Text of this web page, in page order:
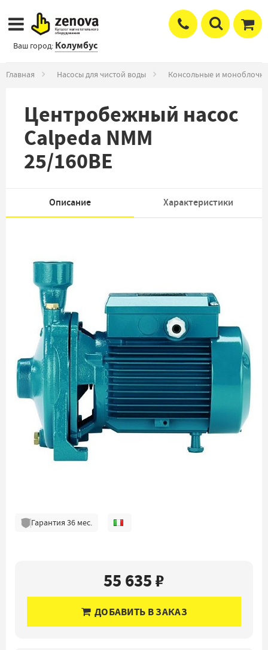
Ваш город: Колумбус
Главная Насосы для чистой воды Консольные и
Центробежный насос
Calpeda NMM
25/160BE
Описание Характеристики
Гарантия 36мес.
55 635 ₽
ДОБАВИТЬ В ЗАКАЗ